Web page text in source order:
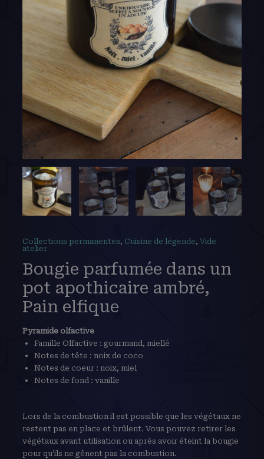
Collections permanentes, Cuisine de légende, Vide
atelier
Bougie parfumée dans un
pot apothicaire ambré,
Pain elfique
Pyramide olfactive
Famille Olfactive : gourmand, miellé
Notes de tête : noix de coco
Notes de coeur : noix, miel
Notes de fond : vanille
Lors de la combustion il est possible que les végétaux ne
restent pas en place et brûlent. Vous pouvez retirer les
végétaux avant utilisation ou après avoir éteint la bougie
pour qu’ils ne gênent pas la combustion.